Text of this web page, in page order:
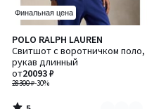
Финальная цена
POLO RALPH LAUREN
Свитшот с воротничком поло,
рукав длинный
28300 ₽-30%
от20093 ₽
5
/
5
Количество
цветов:
2